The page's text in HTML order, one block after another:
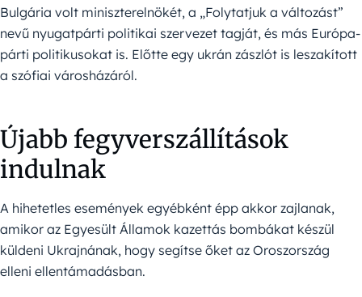
Bulgária volt miniszterelnökét, a „Folytatjuk a változást”
nevű nyugatpárti politikai szervezet tagját, és más Európa-
párti politikusokat is. Előtte egy ukrán zászlót is leszakított
a szófiai városházáról.
Újabb fegyverszállítások
indulnak
A hihetetles események egyébként épp akkor zajlanak,
amikor az Egyesült Államok kazettás bombákat készül
küldeni Ukrajnának, hogy segítse őket az Oroszország
elleni ellentámadásban.